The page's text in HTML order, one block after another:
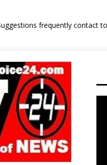
frequently contact